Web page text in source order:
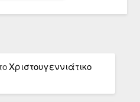
Χριστουγεννιάτικο